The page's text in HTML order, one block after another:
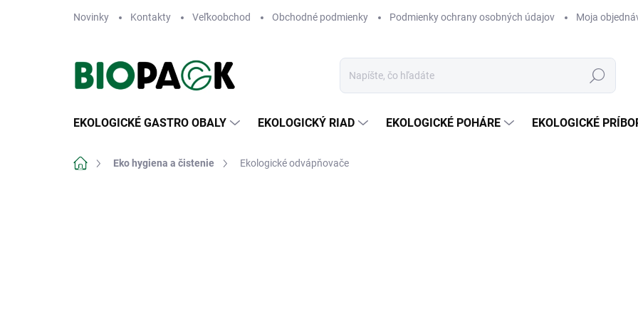
Novinky Kontakty Veľkoobchod Obchodné podmienky Podmienky ochrany osobných údajov Moja
Hľadať
EKOLOGICKÉ GASTRO OBALY EKOLOGICKÝ RIAD EKOLOGICKÉ POHÁRE EKOLOGICKÉ
DomovEko hygiena a čistenie Ekologické odvápňovače